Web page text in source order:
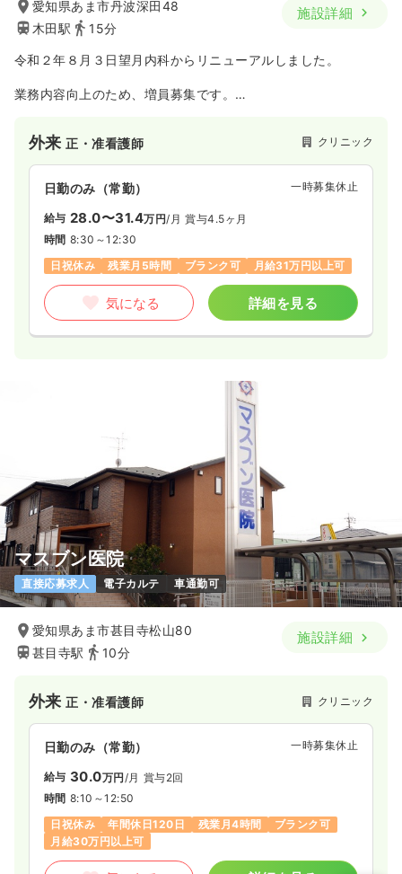
愛知県あま市丹波深田48
木田駅
15分
施設詳細
令和２年８月３日望月内科からリニューアルしました。
業務内容向上のため、増員募集です。
か？
患者さまに、より良い医療・心のかよう医療を提供すべく、内
科・循環器科・小児科・アレルギー科を標榜する無床クリニッ
クです。
勤務時間や勤務曜日など、ご希望の働き方があれば、ご相談く
ださい。
その他、質問などありましたら、医院までご連絡いただけます
ようお願いいたします。
皆様からのご応募を心よりお待ちしております。
外来正・准看護師 クリニック
日勤のみ（常勤） 一時募集休止
給与 28.0〜31.4万円/月 賞与4.5ヶ月
時間 8:30～12:30
日祝休み
残業月5時間 ブランク可 月給31万円以上可
気になる 詳細を見る
マスブン医院
直接応募求人 電子カルテ 車通勤可
愛知県あま市甚目寺松山80
甚目寺駅
10分
施設詳細
外来正・准看護師 クリニック
日勤のみ（常勤） 一時募集休止
給与 30.0万円/月 賞与2回
時間 8:10～12:50
日祝休み
年間休日120日 残業月4時間
ブランク可
月給30万円以上可